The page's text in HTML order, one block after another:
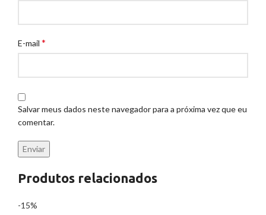
E-mail *
Salvar meus dados neste navegador para a próxima vez que eu
comentar.
Produtos relacionados
-15%